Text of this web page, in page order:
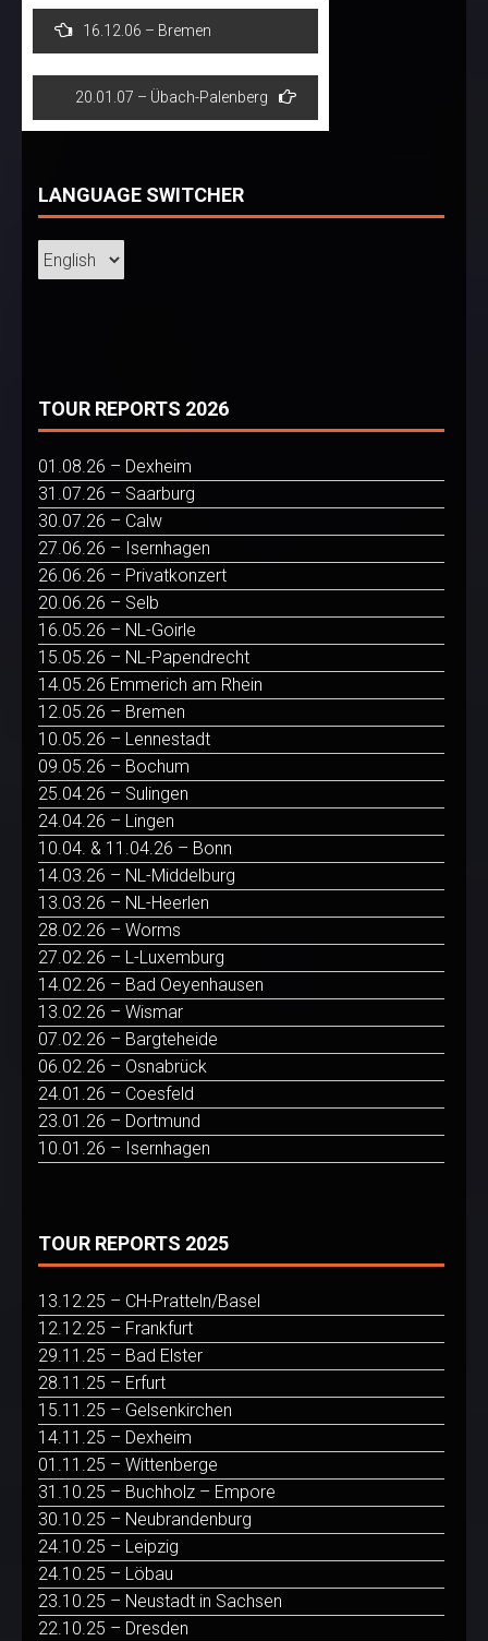
Post
navigation
16.12.06 – Bremen
20.01.07 – Übach-Palenberg
LANGUAGE SWITCHER
TOUR REPORTS 2026
01.08.26 – Dexheim
31.07.26 – Saarburg
30.07.26 – Calw
27.06.26 – Isernhagen
26.06.26 – Privatkonzert
20.06.26 – Selb
16.05.26 – NL-Goirle
15.05.26 – NL-Papendrecht
14.05.26 Emmerich am Rhein
12.05.26 – Bremen
10.05.26 – Lennestadt
09.05.26 – Bochum
25.04.26 – Sulingen
24.04.26 – Lingen
10.04. & 11.04.26 – Bonn
14.03.26 – NL-Middelburg
13.03.26 – NL-Heerlen
28.02.26 – Worms
27.02.26 – L-Luxemburg
14.02.26 – Bad Oeyenhausen
13.02.26 – Wismar
07.02.26 – Bargteheide
06.02.26 – Osnabrück
24.01.26 – Coesfeld
23.01.26 – Dortmund
10.01.26 – Isernhagen
TOUR REPORTS 2025
13.12.25 – CH-Pratteln/Basel
12.12.25 – Frankfurt
29.11.25 – Bad Elster
28.11.25 – Erfurt
15.11.25 – Gelsenkirchen
14.11.25 – Dexheim
01.11.25 – Wittenberge
31.10.25 – Buchholz – Empore
30.10.25 – Neubrandenburg
24.10.25 – Leipzig
24.10.25 – Löbau
23.10.25 – Neustadt in Sachsen
22.10.25 – Dresden